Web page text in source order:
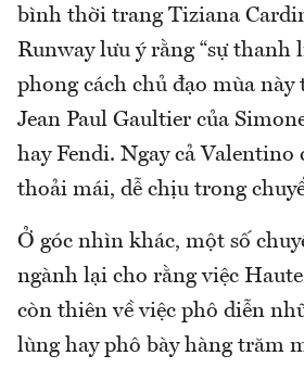
bình thời trang Tiziana
Runway lưu ý rằng “sự thanh
phong cách chủ đạo mùa này
Jean Paul Gaultier của
hay Fendi. Ngay cả Valentino
thoải mái, dễ chịu trong
Ở góc nhìn khác, một số
ngành lại cho rằng việc
còn thiên về việc phô diễn
lùng hay phô bày hàng trăm